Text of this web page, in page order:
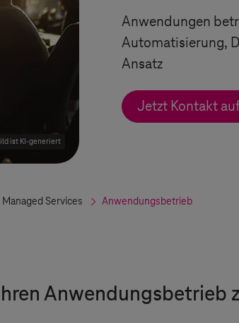
ist KI-generiert
Anwendungen
Automatisierung,
Ansatz
Jetzt Kontakt
Services Anwendungsbetrieb
Anwendungsbetrieb